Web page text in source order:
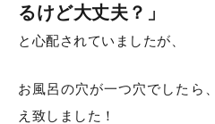
るけど大丈夫？」
と心配されていましたが、
お風呂の穴が一つ穴でしたら
え致しました！